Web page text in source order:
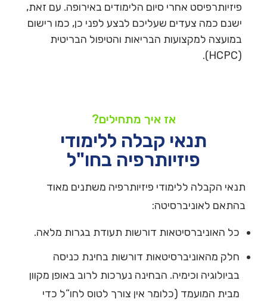
פיזיותרפיסט אחרי סיום הלימודים באירופה. עם זאת,
ישנם כמה צעדים שעליכם לבצע לפני כן, כמו רישום
במועצה למקצועות הבריאות והטיפול הבריטית
(HCPC).
אז איך מתחילים?
תנאי קבלה ללימודי
פיזיותרפיה בחו"ל
תנאי הקבלה ללימודי פיזיותרפיה משתנים מאוד
בהתאם לאוניברסיטה:
כל האוניברסיטאות דורשות תעודת בגרות מלאה.
חלק מהאוניברסיטאות דורשות בחינת כניסה
בביולוגיה וכימיה. הבחינה נערכות לרוב באופן מקוון
מבית המועמד (כלומר אין צורך לטוס לחו”ל כדי